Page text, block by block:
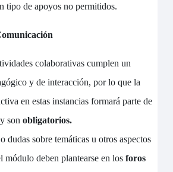
tipo de apoyos no permitidos.
colaborativas cumplen un
y de interacción, por lo que la
en estas instancias formará parte de
sonobligatorios.
dudas sobre temáticas u otros aspectos
módulo deben plantearse en losforos